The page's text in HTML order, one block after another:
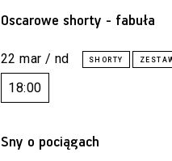
Oscarowe shorty - fabuła
22 mar / nd
18:00
Sny o pociągach